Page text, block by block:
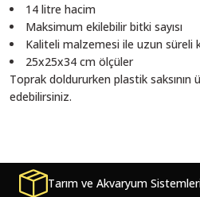
14 litre hacim
Maksimum ekilebilir bitki sayısı
Kaliteli malzemesi ile uzun süreli
25x25x34 cm ölçüler
Toprak doldururken plastik saksının
edebilirsiniz.
Ürün resmi kalitesiz, bozuk veya
Tarım ve Akvaryum